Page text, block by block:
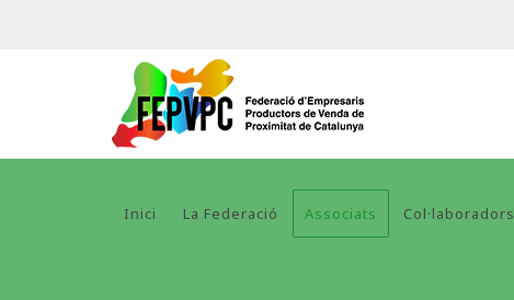
Inici La Federació Associats Col·laboradors